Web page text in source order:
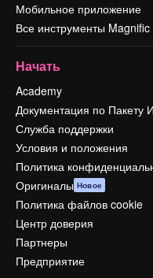
Мобильное приложение
Все инструменты Magnific
Начать
Academy
Документация по Пакету
Служба поддержки
Условия и положения
Политика
Оригиналы Новое
Политика файлов cookie
Центр доверия
Партнеры
Предприятие